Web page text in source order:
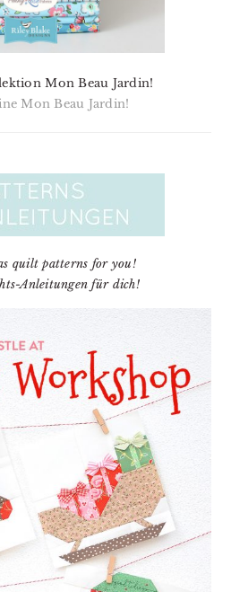
Mon Beau Jardin!
Mon Beau Jardin!
quilt patterns for you!
Anleitungen für dich!